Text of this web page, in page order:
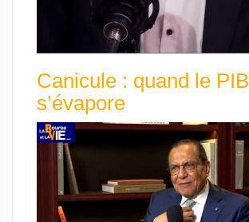
Canicule : quand le PIB
s’évapore